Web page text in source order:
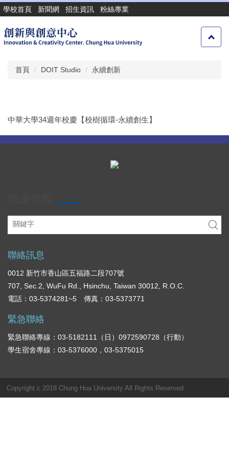
跳
到
主
要
學校首頁 新聞網 招生資訊 粉絲專業
首頁 DOIT Studio 永續創新
中華大學34週年校慶【校樹循環-永續創生】
聯絡訊息
0012 新竹市香山區五福路二段707號
707, Sec.2, WuFu Rd., Hsinchu, Taiwan 30012, R.O.C.
電話：03-5374281~5 傳真：03-5373771
緊急聯絡
緊急聯絡專線：03-5182111（日）0972590728（行動）
學生宿舍專線：03-5376000，03-5375015
Copyright c 2018 Chung Hua University All Rights Reserved